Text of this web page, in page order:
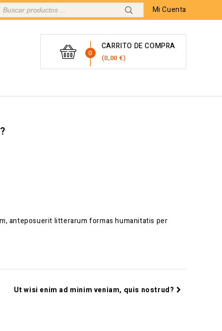
Mi Cuenta
0
CARRITO DE COMPRA
0,00€
anteposuerit litterarum formas humanitatis per
Ut wisi enim ad minim veniam, quis nostrud?